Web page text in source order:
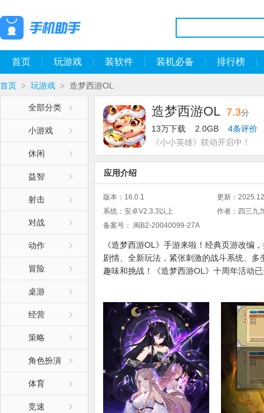
首页 玩游戏 装软件 装机必备 排行榜
首页 > 玩游戏 > 造梦西游OL
全部分类
小游戏
休闲
益智
射击
对战
动作
冒险
桌游
经营
策略
角色扮演
体育
竞速
造梦西游OL 7.3分
13万下载
2.0GB
4条评价
《小小英雄》联动开启中！
应用介绍
版本： 16.0.1 更新：
系统： 安卓V2.3.3以上 作者： 四三九
备案号：
闽B2-20040099-27A
《造梦西游OL》手游来啦！经典页游改编
剧情、全新玩法，紧张刺激的战斗系统、
趣味和挑战！《造梦西游OL》十周年活动
【摇滚天团】
造梦摇滚天团震撼来袭！这个夏天，让我们
新增加活动关卡：摇滚天团，活动时段内
【摇滚时装碎片】，用于合成摇滚时装。
新增道具：摇滚天王碎片，来源：“摇滚天
新增道具：摇滚天翼碎片，来源：“摇滚天
新增道具：一起摇滚碎片，来源：“摇滚天
摇滚时装属性多种多样，记得寻找属于你的